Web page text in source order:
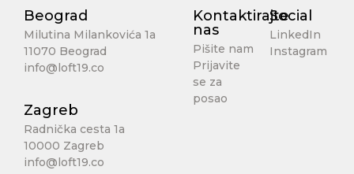
Beograd
Milutina Milankovića 1a
11070 Beograd
info@loft19.co
Zagreb
Radnička cesta 1a
10000 Zagreb
info@loft19.co
Kontaktirajte
nas
Pišite nam
Prijavite
se za
posao
Social
LinkedIn
Instagram